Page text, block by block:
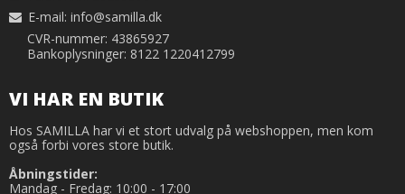
E-mail: info@samilla.dk
CVR-nummer: 43865927
Bankoplysninger: 8122 1220412799
VI HAR EN BUTIK
Hos SAMILLA har vi et stort udvalg på webshoppen, men kom
også forbi vores store butik.
Åbningstider:
Mandag - Fredag: 10:00 - 17:00